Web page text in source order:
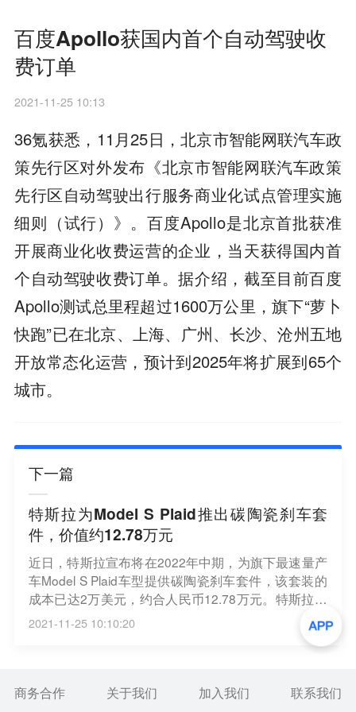
百度Apollo获国内首个自动驾驶收
费订单
2021-11-25 10:13
36氪获悉，11月25日，北京市智能网联汽车政
策先行区对外发布《北京市智能网联汽车政策
先行区自动驾驶出行服务商业化试点管理实施
细则（试行）》。百度Apollo是北京首批获准
开展商业化收费运营的企业，当天获得国内首
个自动驾驶收费订单。据介绍，截至目前百度
Apollo测试总里程超过1600万公里，旗下“萝卜
快跑”已在北京、上海、广州、长沙、沧州五地
开放常态化运营，预计到2025年将扩展到65个
城市。
下一篇
特斯拉为Model S Plaid推出碳陶瓷刹车套
件，价值约12.78万元
近日，特斯拉宣布将在2022年中期，为旗下最速量产
车Model S Plaid车型提供碳陶瓷刹车套件，该套装的
成本已达2万美元，约合人民币12.78万元。特斯拉表
示：“Model S Plaid碳陶瓷刹车套件专为终极赛道体验
而设计，是一个完整的硬件套件，可在高性能驾驶期
间提供最大、可重复的制动力。”特斯拉指出，该刹车
市。（新浪财经）
2021-11-25 10:10:20
商务合作 关于我们 加入我们 联系我们